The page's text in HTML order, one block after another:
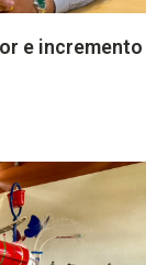
e incremento